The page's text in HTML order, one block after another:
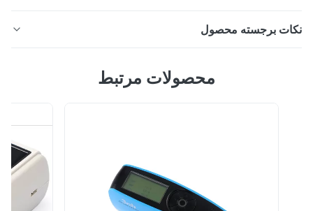
برجسته محصول
نمودارهای جدول شطرنج هر نمودار دوربین سفارشی برای
عکاسی (انعکاسی) ، فیلم (انتقال) اند...
محصولات مرتبط